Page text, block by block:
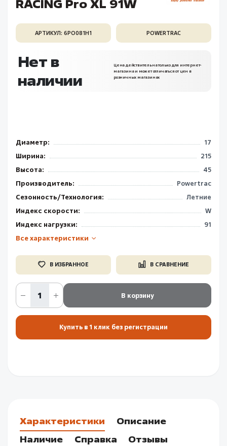
RACING Pro XL 91W
АРТИКУЛ: 6PO081H1 POWERTRAC
Нет в
наличии
Цена действительна только для интернет-
магазина и может отличаться от цен в
розничных магазинах
Диаметр:
17
Ширина:
215
Высота:
45
Производитель:
Powertrac
Сезонность/Технология:
Летние
Индекс скорости:
W
Индекс нагрузки:
91
Все характеристики
В ИЗБРАННОЕ В СРАВНЕНИЕ
В корзину
Купить в 1 клик без регистрации
Характеристики
Описание
Наличие
Справка
Отзывы